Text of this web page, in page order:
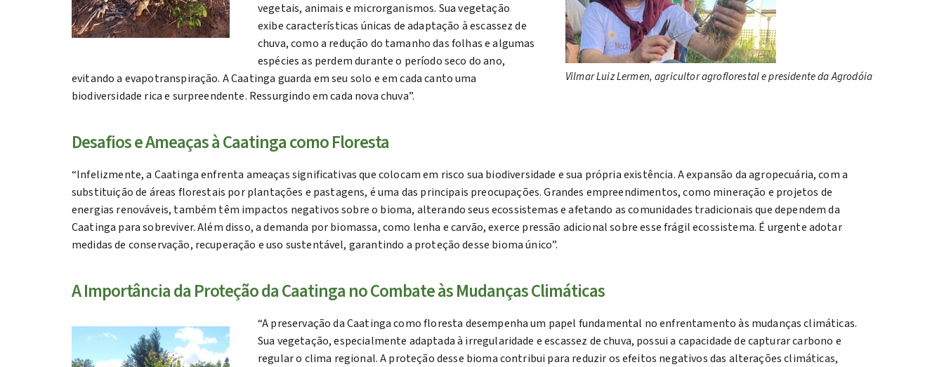
Vilmar Luiz Lermen, agricultor agroflorestal e presidente da Agrodóia
vegetais, animais e microrganismos. Sua vegetação
exibe características únicas de adaptação à escassez de
chuva, como a redução do tamanho das folhas e algumas
espécies as perdem durante o período seco do ano,
evitando a evapotranspiração. A Caatinga guarda em seu solo e em cada canto uma
biodiversidade rica e surpreendente. Ressurgindo em cada nova chuva”.
Desafios e Ameaças à Caatinga como Floresta
“Infelizmente, a Caatinga enfrenta ameaças significativas que colocam em risco sua biodiversidade e sua própria existência. A expansão da agropecuária, com a
substituição de áreas florestais por plantações e pastagens, é uma das principais preocupações. Grandes empreendimentos, como mineração e projetos de
energias renováveis, também têm impactos negativos sobre o bioma, alterando seus ecossistemas e afetando as comunidades tradicionais que dependem da
Caatinga para sobreviver. Além disso, a demanda por biomassa, como lenha e carvão, exerce pressão adicional sobre esse frágil ecossistema. É urgente adotar
medidas de conservação, recuperação e uso sustentável, garantindo a proteção desse bioma único”.
A Importância da Proteção da Caatinga no Combate às Mudanças Climáticas
“A preservação da Caatinga como floresta desempenha um papel fundamental no enfrentamento às mudanças climáticas.
Sua vegetação, especialmente adaptada à irregularidade e escassez de chuva, possui a capacidade de capturar carbono e
regular o clima regional. A proteção desse bioma contribui para reduzir os efeitos negativos das alterações climáticas,